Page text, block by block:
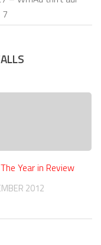
7
Year in Review
2012